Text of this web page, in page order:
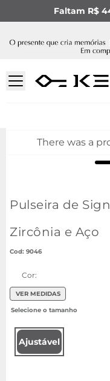
Faltam R$
There was a
Pulseira de
Zircônia e Aço
: 9046
Cor:
VER MEDIDAS
Ajustável